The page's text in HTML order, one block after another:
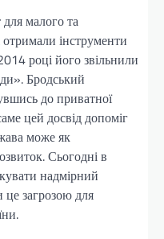
малого та
отримали інструменти
році його звільнили
Бродський
до приватної
цей досвід допоміг
може як
Сьогодні в
надмірний
це загрозою для